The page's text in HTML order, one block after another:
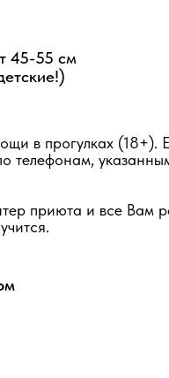
45-55 см
в прогулках (18+).
телефонам,
приюта и все Вам